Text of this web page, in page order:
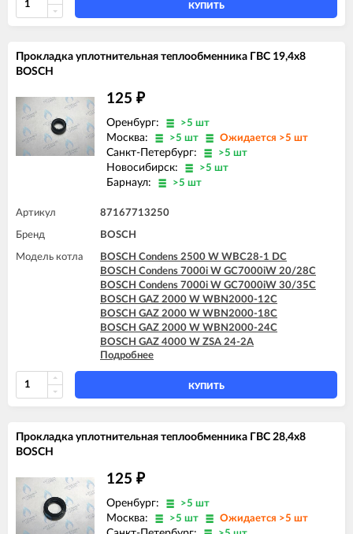
КУПИТЬ
Прокладка уплотнительная теплообменника ГВС 19,4x8
BOSCH
125 ₽
Оренбург: >5 шт
Москва: >5 шт Ожидается >5 шт
Санкт-Петербург: >5 шт
Новосибирск: >5 шт
Барнаул: >5 шт
Артикул 87167713250
Бренд BOSCH
Модель котла
BOSCH Condens 2500 W WBC28-1 DC
BOSCH Condens 7000i W GC7000iW 20/28C
BOSCH Condens 7000i W GC7000iW 30/35C
BOSCH GAZ 2000 W WBN2000-12C
BOSCH GAZ 2000 W WBN2000-18C
BOSCH GAZ 2000 W WBN2000-24C
BOSCH GAZ 4000 W ZSA 24-2A
BOSCH GAZ 4000 W ZSA 24-2K
BOSCH GAZ 4000 W ZWA 24-2A
BOSCH GAZ 4000 W ZWA 24-2K
BOSCH GAZ 6000 W WBN6000 12C
BOSCH GAZ 6000 W WBN6000 28C
BOSCH GAZ 7000 W ZSC 24-3MFA
BOSCH GAZ 7000 W ZSC 35-3MFA
BOSCH GAZ 7000 W ZWC 24-3MFA
BOSCH GAZ 7000 W ZWC 24-3MFK
BOSCH GAZ 7000 W ZWC 28-3MFA
Подробнее
КУПИТЬ
Прокладка уплотнительная теплообменника ГВС 28,4x8
BOSCH
125 ₽
Оренбург: >5 шт
Москва: >5 шт Ожидается >5 шт